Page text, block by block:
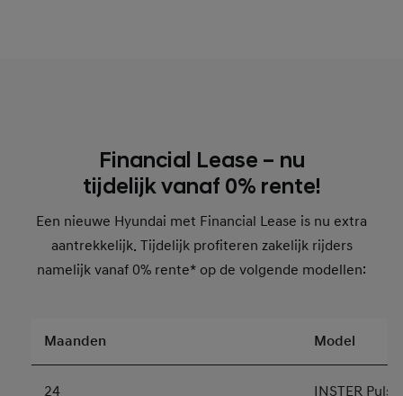
Financial Lease – nu
tijdelijk vanaf 0% rente!
Een nieuwe Hyundai met Financial Lease is nu extra
aantrekkelijk. Tijdelijk profiteren zakelijk rijders
namelijk vanaf 0% rente* op de volgende modellen:
Maanden Model
24 INSTER